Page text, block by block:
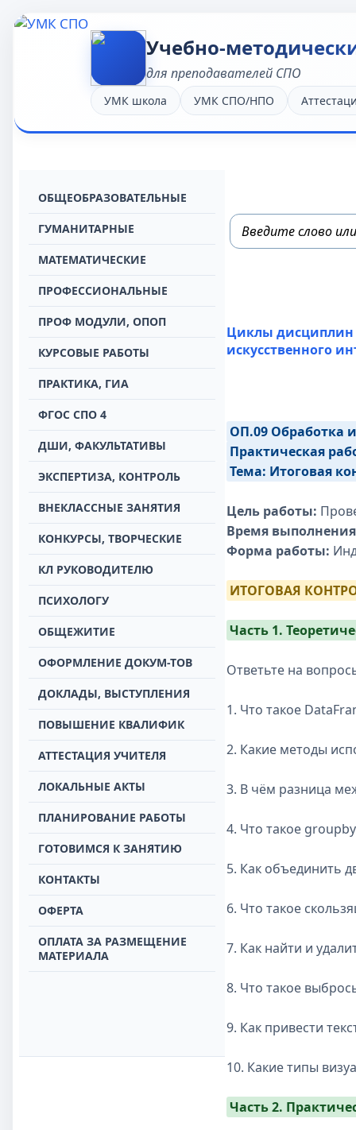
Учебно-
для преподавателей СПО
УМК школа УМК СПО/НПО
OБЩЕОБРАЗОВАТЕЛЬНЫЕ
ГУМАНИТАРНЫЕ
МАТЕМАТИЧЕСКИЕ
ПРОФЕССИОНАЛЬНЫЕ
ПРОФ МОДУЛИ, ОПОП
КУРСОВЫЕ РАБОТЫ
ПРАКТИКА, ГИА
ФГОС СПО 4
ДШИ, ФАКУЛЬТАТИВЫ
ЭКСПЕРТИЗА, КОНТРОЛЬ
ВНЕКЛАССНЫЕ ЗАНЯТИЯ
КОНКУРСЫ, ТВОРЧЕСКИЕ
КЛ РУКОВОДИТЕЛЮ
ПСИХОЛОГУ
ОБЩЕЖИТИЕ
ОФОРМЛЕНИЕ ДОКУМ-ТОВ
ДОКЛАДЫ, ВЫСТУПЛЕНИЯ
ПОВЫШЕНИЕ КВАЛИФИК
АТТЕСТАЦИЯ УЧИТЕЛЯ
ЛОКАЛЬНЫЕ АКТЫ
ПЛАНИРОВАНИЕ РАБОТЫ
ГОТОВИМСЯ К ЗАНЯТИЮ
КОНТАКТЫ
ОФЕРТА
ОПЛАТА ЗА РАЗМЕЩЕНИЕ
МАТЕРИАЛА
Циклы дисциплин
искусственного
ОП.09 Обработка
Практическая
Тема: Итоговая
Цель работы:
Время
Форма работы:
ИТОГОВАЯ
Часть 1.
Ответьте на
1. Что такое
2. Какие методы
3. В чём разница
4. Что такое
5. Как объединить
6. Что такое
7. Как найти и
8. Что такое
9. Как привести
10. Какие типы
Часть 2.